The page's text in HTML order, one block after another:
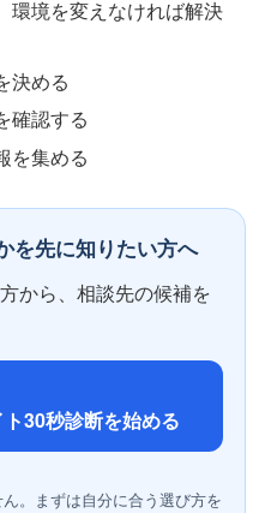
環境を変えなければ解決
決める
確認する
を集める
を先に知りたい方へ
から、相談先の候補を
30秒診断を始める
。まずは自分に合う選び方を